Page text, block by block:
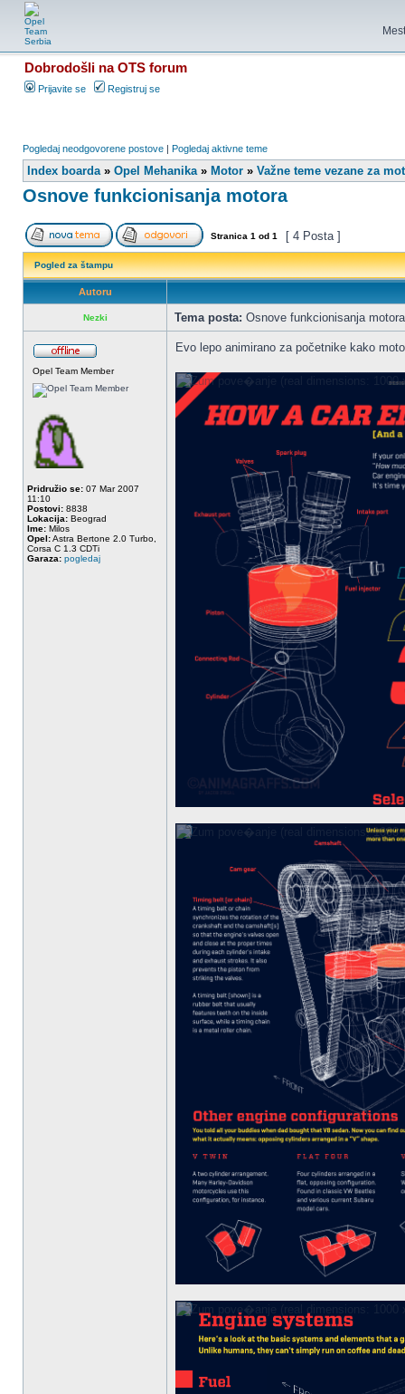
Dobrodošli na OTS forum
Prijavite se Registruj se
Pogledaj neodgovorene postove | Pogledaj aktivne teme
Index boarda» Opel Mehanika» Motor » Važne teme vezane za
Osnove funkcionisanja motora
Stranica 1 od 1 [ 4 Posta ]
Pogled za štampu
Autoru
Nezki Tema posta: Osnove funkcionisanja motora
Opel Team Member
Pridružio se: 07 Mar 2007
11:10
Postovi: 8838
Lokacija: Beograd
Ime: Milos
Opel:Astra Bertone 2.0 Turbo,
Corsa C 1.3 CDTi
Garaza: pogledaj
Evo lepo animirano za početnike kako